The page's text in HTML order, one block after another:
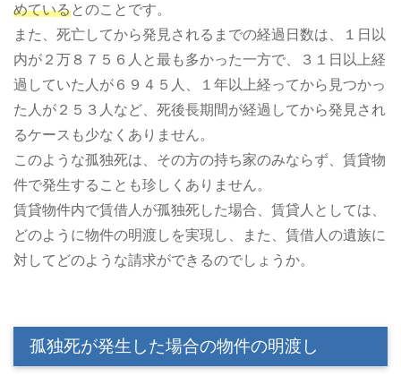
めているとのことです。
また、死亡してから発見されるまでの経過日数は、１日以
内が２万８７５６人と最も多かった一方で、３１日以上経
過していた人が６９４５人、１年以上経ってから見つかっ
た人が２５３人など、死後長期間が経過してから発見され
るケースも少なくありません。
このような孤独死は、その方の持ち家のみならず、賃貸物
件で発生することも珍しくありません。
賃貸物件内で賃借人が孤独死した場合、賃貸人としては、
どのように物件の明渡しを実現し、また、賃借人の遺族に
対してどのような請求ができるのでしょうか。
孤独死が発生した場合の物件の明渡し